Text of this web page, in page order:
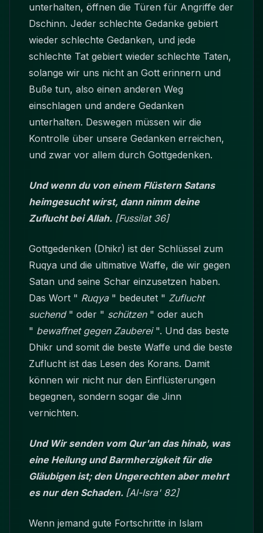
unterhalten, öffnen die Türen für Angriffe der
Dschinn. Jeder schlechte Gedanke gebiert
wieder schlechte Gedanken, und jede
schlechte Tat gebiert wieder schlechte Taten,
solange wir uns nicht an Gott erinnern und
Buße tun, also einen anderen Weg
einschlagen und andere Gedanken
unterhalten. Deswegen müssen wir die
Kontrolle über unsere Gedanken erreichen,
und zwar vor allem durch Gottgedenken.
Und wenn du von einem Flüstern Satans
heimgesucht wirst, dann nimm deine
Zuflucht bei Allah. [Fussilat 36]
Gottgedenken (Dhikr) ist der Schlüssel zum
Ruqya und die ultimative Waffe, die wir gegen
Satan und seine Schar einzusetzen haben.
Das Wort " Ruqya " bedeutet " Zuflucht
suchend " oder " schützen " oder auch
" bewaffnet gegen Zauberei ". Und das beste
Dhikr und somit die beste Waffe und die beste
Zuflucht ist das Lesen des Korans. Damit
können wir nicht nur den Einflüsterungen
begegnen, sondern sogar die Jinn
vernichten.
Und Wir senden vom Qur'an das hinab, was
eine Heilung und Barmherzigkeit für die
Gläubigen ist; den Ungerechten aber mehrt
es nur den Schaden. [Al-Isra' 82]
Wenn jemand gute Fortschritte in Islam